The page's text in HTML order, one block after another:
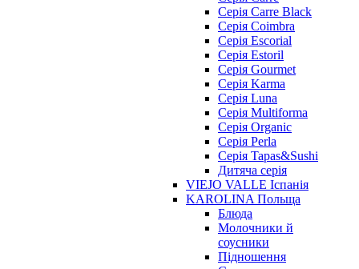
Серія Carre Black
Серія Coimbra
Серія Escorial
Серія Estoril
Серія Gourmet
Серія Karma
Серія Luna
Серія Multiforma
Серія Organic
Серія Perla
Серія Tapas&Sushi
Дитяча серія
VIEJO VALLE Іспанія
KAROLINA Польща
Блюда
Молочники й
соусники
Підношення